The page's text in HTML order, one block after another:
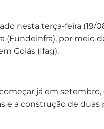
nesta terça-feira (19/
(Fundeinfra), por meio
Goiás (Ifag).
já em
e a construção de duas